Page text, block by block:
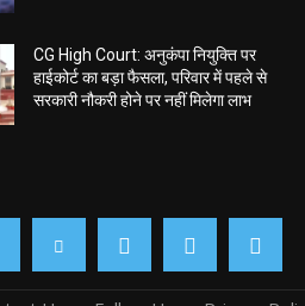
CG High Court: अनुकंपा नियुक्ति पर
हाईकोर्ट का बड़ा फैसला, परिवार में पहले से
सरकारी नौकरी होने पर नहीं मिलेगा लाभ